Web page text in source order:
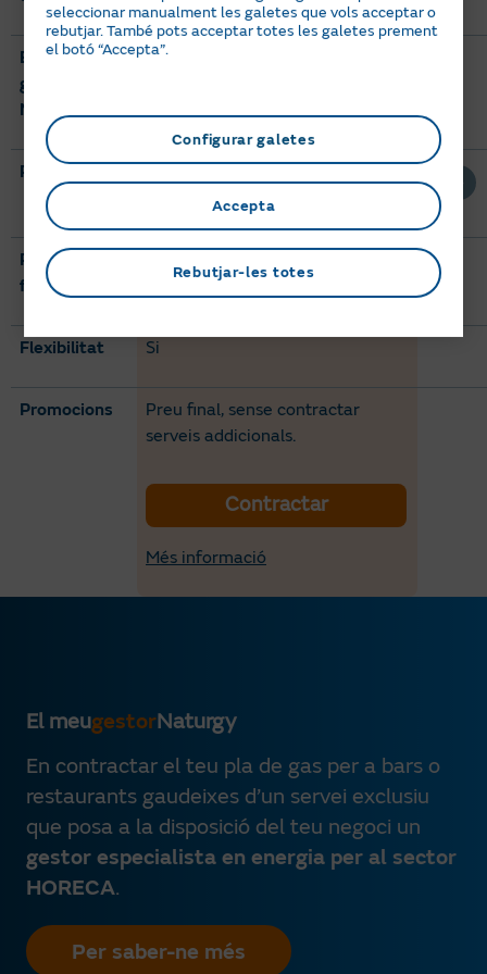
El meu
gestor
Naturgy
Si
Preus kWh
0,074054 €/kWh
Preus terme
fix
232,337797 €/mes
Flexibilitat Si
Promocions
Preu final, sense contractar
serveis addicionals.
Contractar
Més informació
El meugestorNaturgy
En contractar el teu pla de gas per a bars o
restaurants gaudeixes d’un servei exclusiu
que posa a la disposició del teu negoci un
gestor especialista en energia per al sector
HORECA.
Per saber-ne més
seleccionar manualment les galetes que vols acceptar o
rebutjar. També pots acceptar totes les galetes prement
el botó “Accepta”.
Configurar galetes
Rebutjar-les totes
Accepta